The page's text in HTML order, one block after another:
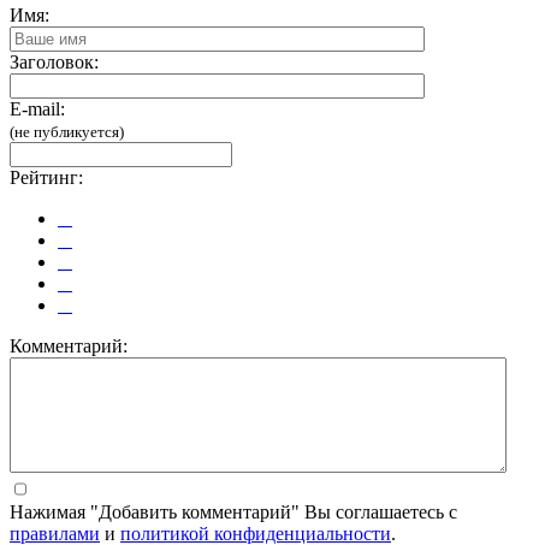
Имя:
Заголовок:
E-mail:
(не публикуется)
Рейтинг:
Комментарий:
Нажимая "Добавить комментарий" Вы соглашаетесь с
правилами и политикой конфиденциальности.